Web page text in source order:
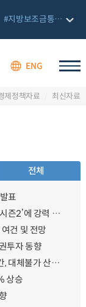
ENG
#지방보조금통합관리망
제정책자료 최신자료
전체
표
과기정통부, ‘누누티비 시즌2’에 강력 대응 의지 밝혀
건 및 전망
투자 동향
“초(超)성장+신(新)공간, 대체불가 산업강국”
상승